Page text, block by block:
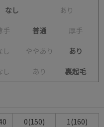
なし あ り
手 普通 厚手
し ややあ り あり
し あ り 裏起毛
0(150)
1(160)